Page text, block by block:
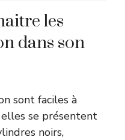
les
dans son
sont faciles à
se présentent
noirs,